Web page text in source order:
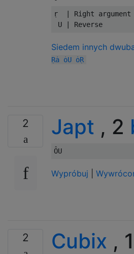
ṛ  | Right
Siedem innych
Ṛȧ ȯU ȯṚ
2 Japt , 2
Wypróbuj
2 Cubix ,